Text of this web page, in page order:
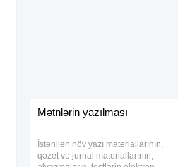
Mətnlərin yazılması
İstənilən növ yazı materiallarının,
qəzet və jurnal materiallarının,